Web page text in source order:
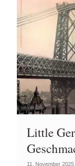
Little
11. November 2025